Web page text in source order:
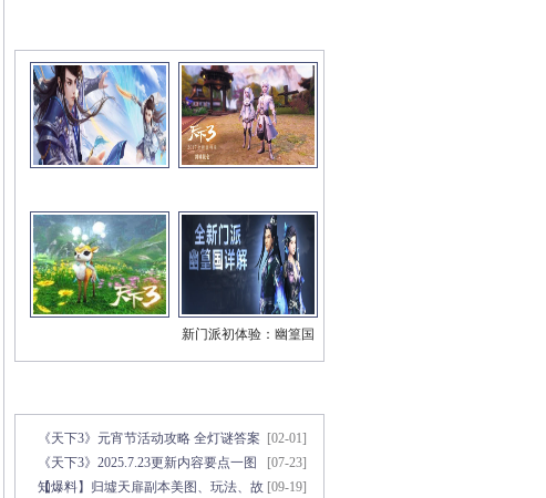
新门派初体验：幽篁国
[02-01]
《天下3》元宵节活动攻略 全灯谜答案
[07-23]
《天下3》2025.7.23更新内容要点一图
知
[09-19]
【爆料】归墟天扉副本美图、玩法、故